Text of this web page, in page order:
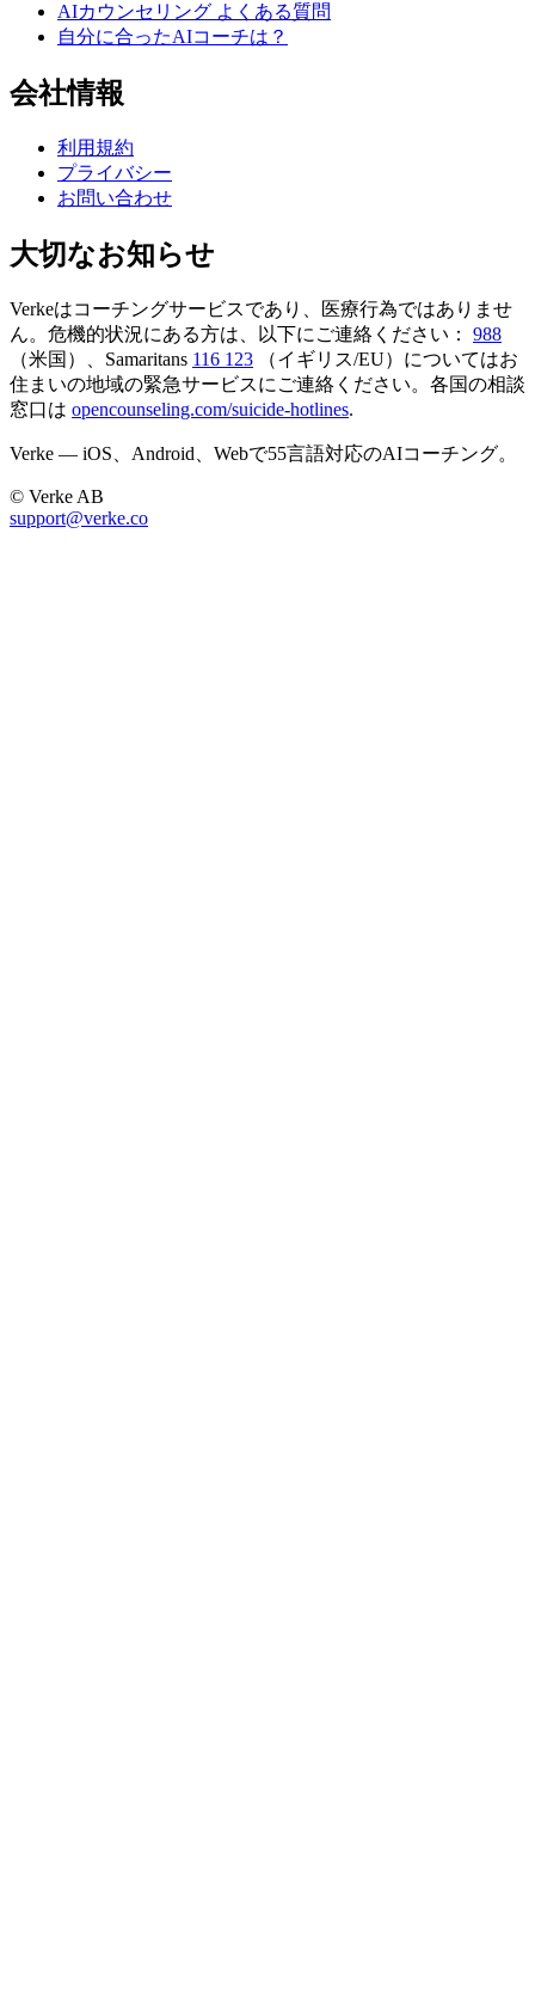
AIカウンセリング よくある質問
自分に合ったAIコーチは？
会社情報
利用規約
プライバシー
お問い合わせ
大切なお知らせ
Verkeはコーチングサービスであり、医療行為ではありませ
ん。危機的状況にある方は、以下にご連絡ください：
988
（米国）、Samaritans 116 123
（イギリス/EU）についてはお
住まいの地域の緊急サービスにご連絡ください。各国の相談
窓口は opencounseling.com/suicide-hotlines.
Verke — iOS、Android、Webで55言語対応のAIコーチング。
© Verke AB
support@verke.co